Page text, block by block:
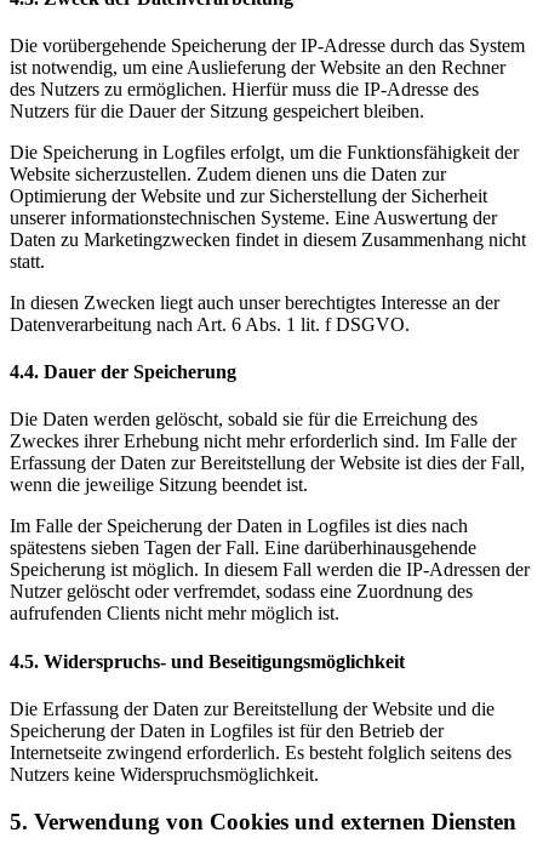
Die vorübergehende Speicherung der IP-Adresse durch das System
ist notwendig, um eine Auslieferung der Website an den Rechner
des Nutzers zu ermöglichen. Hierfür muss die IP-Adresse des
Nutzers für die Dauer der Sitzung gespeichert bleiben.
Die Speicherung in Logfiles erfolgt, um die Funktionsfähigkeit der
Website sicherzustellen. Zudem dienen uns die Daten zur
Optimierung der Website und zur Sicherstellung der Sicherheit
unserer informationstechnischen Systeme. Eine Auswertung der
Daten zu Marketingzwecken findet in diesem Zusammenhang nicht
statt.
In diesen Zwecken liegt auch unser berechtigtes Interesse an der
Datenverarbeitung nach Art. 6 Abs. 1 lit. f DSGVO.
4.4. Dauer der Speicherung
Die Daten werden gelöscht, sobald sie für die Erreichung des
Zweckes ihrer Erhebung nicht mehr erforderlich sind. Im Falle der
Erfassung der Daten zur Bereitstellung der Website ist dies der Fall,
wenn die jeweilige Sitzung beendet ist.
Im Falle der Speicherung der Daten in Logfiles ist dies nach
spätestens sieben Tagen der Fall. Eine darüberhinausgehende
Speicherung ist möglich. In diesem Fall werden die IP-Adressen der
Nutzer gelöscht oder verfremdet, sodass eine Zuordnung des
aufrufenden Clients nicht mehr möglich ist.
4.5. Widerspruchs- und Beseitigungsmöglichkeit
Die Erfassung der Daten zur Bereitstellung der Website und die
Speicherung der Daten in Logfiles ist für den Betrieb der
Internetseite zwingend erforderlich. Es besteht folglich seitens des
Nutzers keine Widerspruchsmöglichkeit.
5. Verwendung von Cookies und externen Diensten